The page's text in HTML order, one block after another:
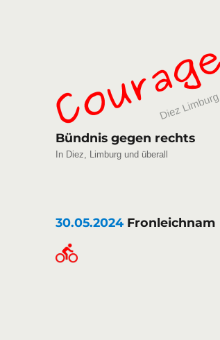
Bündnis gegen rechts
In Diez, Limburg und überall
30.05.2024 Fronleichnam